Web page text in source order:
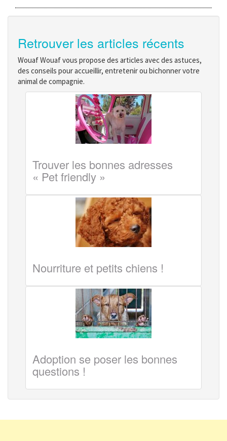
Retrouver les articles récents
Wouaf Wouaf vous propose des articles avec des astuces,
des conseils pour accueillir, entretenir ou bichonner votre
animal de compagnie.
Trouver les bonnes adresses
« Pet friendly »
Nourriture et petits chiens !
Adoption se poser les bonnes
questions !